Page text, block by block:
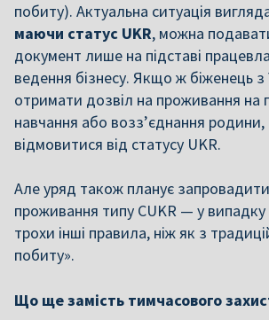
побиту). Актуальна ситуація
маючи статус UKR, можна
документ лише на підставі
ведення бізнесу. Якщо ж біженець з
отримати дозвіл на проживання на
навчання або возз’єднання родини,
відмовитися від статусу UKR.
Але уряд також планує
проживання типу CUKR — у випадку
трохи інші правила, ніж як з
побиту».
Що ще замість тимчасового